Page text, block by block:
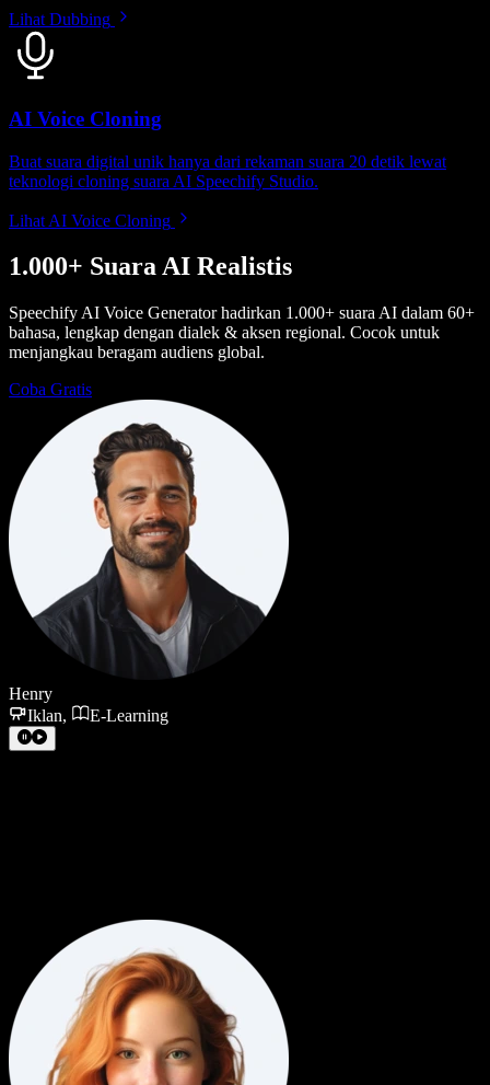
Lihat Dubbing
AI Voice Cloning
Buat suara digital unik hanya dari rekaman suara 20 detik lewat
teknologi cloning suara AI Speechify Studio.
Lihat AI Voice Cloning
1.000+ Suara AI Realistis
Speechify AI Voice Generator hadirkan 1.000+ suara AI dalam 60+
bahasa, lengkap dengan dialek & aksen regional. Cocok untuk
menjangkau beragam audiens global.
Coba Gratis
Henry
Iklan, E-Learning